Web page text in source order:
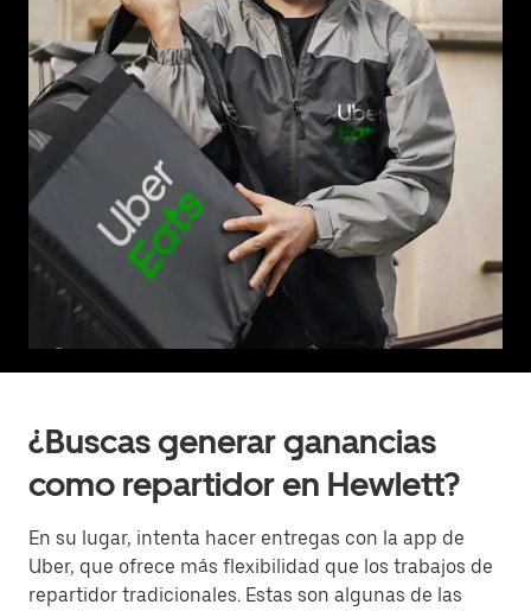
¿Buscas generar ganancias
como repartidor en Hewlett?
En su lugar, intenta hacer entregas con la app de
Uber, que ofrece más flexibilidad que los trabajos de
repartidor tradicionales. Estas son algunas de las